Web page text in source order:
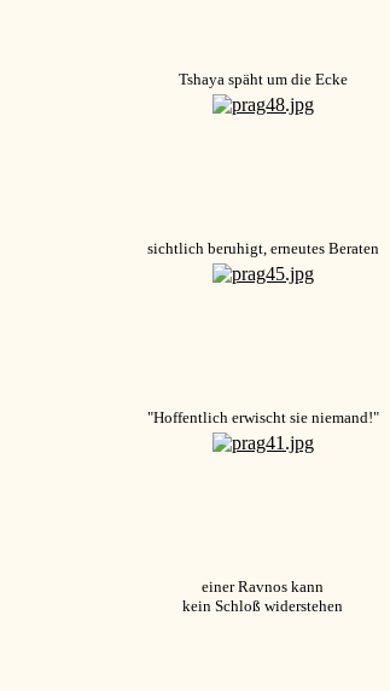
Tshaya späht um die Ecke
sichtlich beruhigt, erneutes Beraten
"Hoffentlich erwischt sie niemand!"
einer Ravnos kann
kein Schloß widerstehen